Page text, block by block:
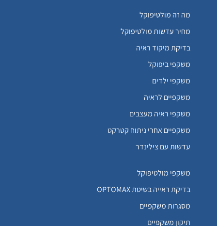
מה זה מולטיפוקל
מחיר עדשות מולטיפוקל
בדיקת מיקוד ראיה
משקפי ביפוקל
משקפי ילדים
משקפיים לראיה
משקפי ראיה מעצבים
משקפיים אחרי ניתוח קטרקט
עדשות עם צילינדר
משקפי מולטיפוקל
בדיקת ראייה בשיטת OPTOMAX
מסגרות משקפיים
תיקון משקפיים